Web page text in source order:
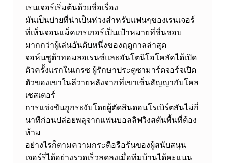
ร
ะ
กั
น
ชั
ย
ช
น
ะ
เรนเจอร์เริ่มต้นด้วยชื่อเรื่อง
มันเป็นบ่ายที่น่าเป็นห่วงสำหรับแฟนๆของเรนเจอร์
ที่เห็นจอนแม็คเกรเกอร์เป็นเป้าหมายที่ชื่นชอบ
มากกว่าผู้เล่นอันดับหนึ่งของฤดูกาลล่าสุด
จอห์นซูต้าทอมลอเรนซ์และอันโตนิโอโคลัคได้เปิด
ตัวครั้งแรกในเกรซ ผู้รักษาประตูซามาร์ดจอร์จเปิด
ตัวของเขาในลีวายหลังจากที่เขาเซ็นสัญญากับโคล
เชสเตอร์
การแข่งขันถูกระงับโดยผู้ตัดสินดอนโรเบิร์ตสันไม่กี่
นาทีก่อนปล่อยพลุจากแฟนบอลลิฟวิงสตันพื้นที่ต้อง
ห้าม
อย่างไรก็ตามความกระตือรือร้นของผู้สนับสนุน
เจอร์รี่ได้อย่างรวดเร็วลดลงเมื่อทีมบ้านได้คะแนน